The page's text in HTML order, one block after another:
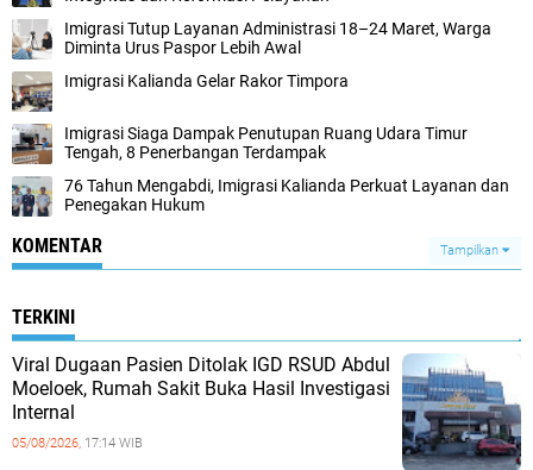
Imigrasi Tutup Layanan Administrasi 18–24 Maret, Warga
Diminta Urus Paspor Lebih Awal
Imigrasi Kalianda Gelar Rakor Timpora
Imigrasi Siaga Dampak Penutupan Ruang Udara Timur
Tengah, 8 Penerbangan Terdampak
76 Tahun Mengabdi, Imigrasi Kalianda Perkuat Layanan dan
Penegakan Hukum
KOMENTAR Tampilkan
TERKINI
Viral Dugaan Pasien Ditolak IGD RSUD Abdul
Moeloek, Rumah Sakit Buka Hasil Investigasi
Internal
05/08/2026, 17:14 WIB